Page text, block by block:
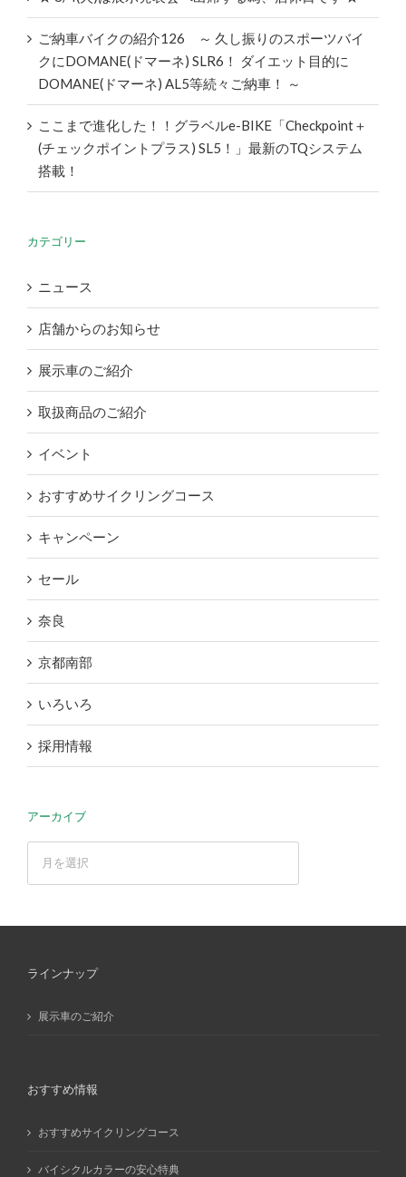
ご納車バイクの紹介126 ～ 久し振りのスポーツバイ
クにDOMANE(ドマーネ) SLR6！ ダイエット目的に
DOMANE(ドマーネ) AL5等続々ご納車！ ～
ここまで進化した！！グラベルe-BIKE「Checkpoint＋
(チェックポイントプラス) SL5！」最新のTQシステム
搭載！
カテゴリー
ニュース
店舗からのお知らせ
展示車のご紹介
取扱商品のご紹介
イベント
おすすめサイクリングコース
キャンペーン
セール
奈良
京都南部
いろいろ
採用情報
アーカイブ
ラインナップ
展示車のご紹介
おすすめ情報
おすすめサイクリングコース
バイシクルカラーの安心特典